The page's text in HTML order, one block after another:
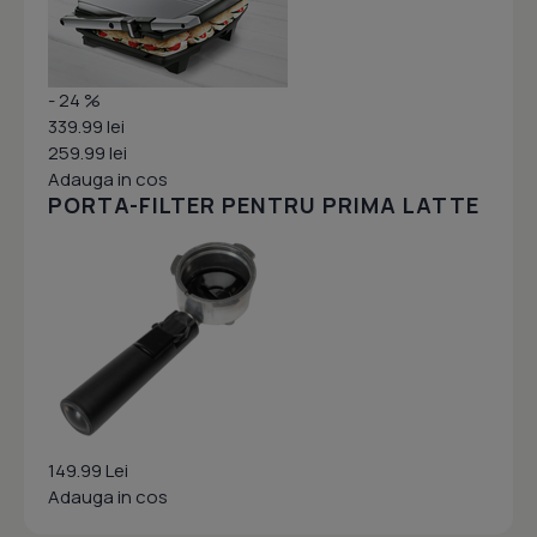
- 24 %
339.99 lei
259.99 lei
Adauga in cos
PORTA-FILTER PENTRU PRIMA LATTE
149.99 Lei
Adauga in cos